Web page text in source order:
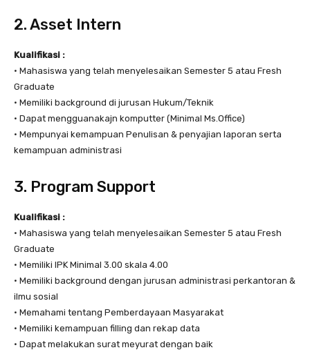
2. Asset Intern
Kualifikasi :
• Mahasiswa yang telah menyelesaikan Semester 5 atau Fresh
Graduate
• Memiliki background di jurusan Hukum/Teknik
• Dapat mengguanakajn komputter (Minimal Ms.Office)
• Mempunyai kemampuan Penulisan & penyajian laporan serta
kemampuan administrasi
3. Program Support
Kualifikasi :
• Mahasiswa yang telah menyelesaikan Semester 5 atau Fresh
Graduate
• Memiliki IPK Minimal 3.00 skala 4.00
• Memiliki background dengan jurusan administrasi perkantoran &
ilmu sosial
• Memahami tentang Pemberdayaan Masyarakat
• Memiliki kemampuan filling dan rekap data
• Dapat melakukan surat meyurat dengan baik